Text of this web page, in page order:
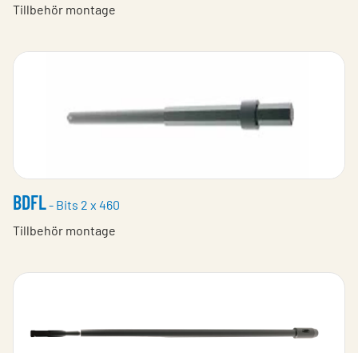
Tillbehör montage
BDFL- Bits 2 x 460
Tillbehör montage